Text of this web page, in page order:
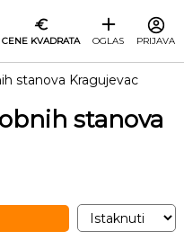
CENE KVADRATA OGLAS PRIJAVA
stanova Kragujevac
stanova